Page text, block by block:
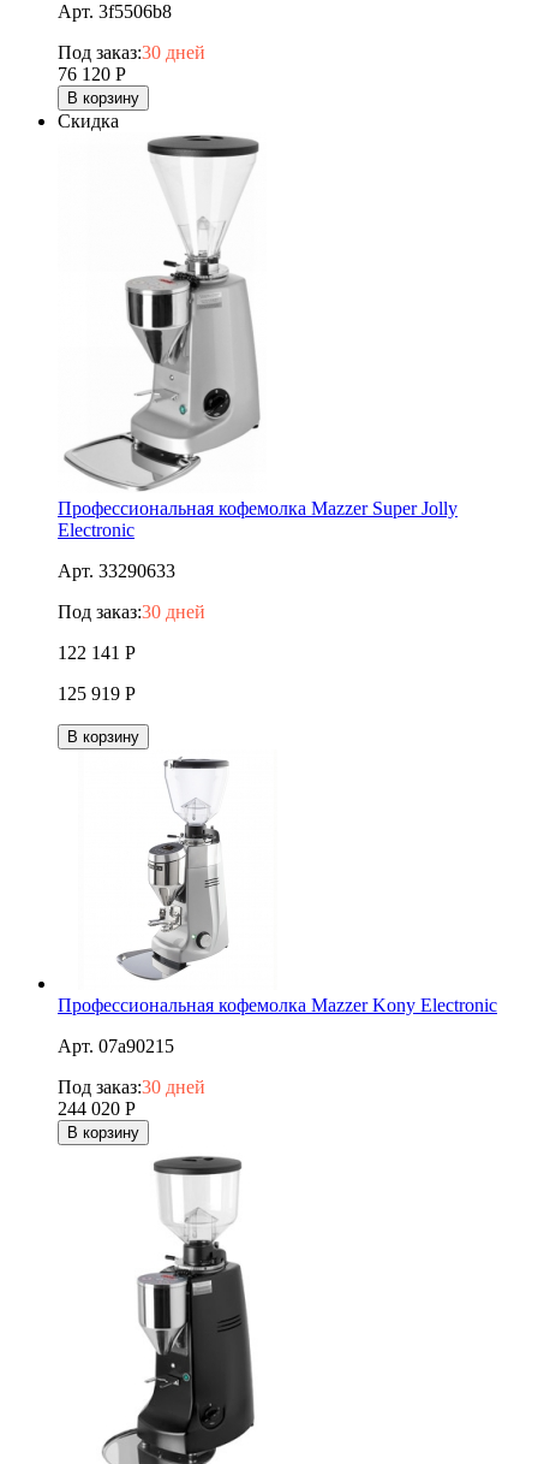
Арт. 3f5506b8
Под заказ:30 дней
76 120 Р
В корзину
Скидка
Профессиональная кофемолка Mazzer Super Jolly
Electronic
Арт. 33290633
Под заказ:30 дней
122 141 Р
125 919 Р
В корзину
Профессиональная кофемолка Mazzer Kony Electronic
Арт. 07a90215
Под заказ:30 дней
244 020 Р
В корзину